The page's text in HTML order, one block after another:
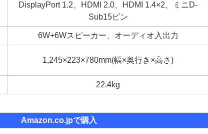
DisplayPort 1.2、HDMI 2.0、HDMI 1.4×2、ミニD-
Sub15ピン
6W+6Wスピーカー、オーディオ入出力
1,245×223×780mm(幅×奥行き×高さ)
22.4kg
Amazon.co.jpで購入